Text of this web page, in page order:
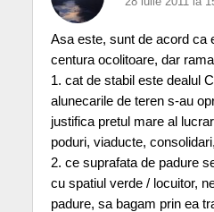
Asa este, sunt de acord ca
centura ocolitoare, dar
1. cat de stabil este dealul
alunecarile de teren s-au
justifica pretul mare al
poduri, viaducte,
2. ce suprafata de padure
cu spatiul verde / locuitor,
padure, sa bagam prin ea